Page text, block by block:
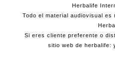
Herbalife
Todo el material audiovisual
Si eres cliente preferente o
sitio web de herbalife: